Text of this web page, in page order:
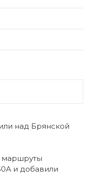
над Брянской
маршруты
и добавили